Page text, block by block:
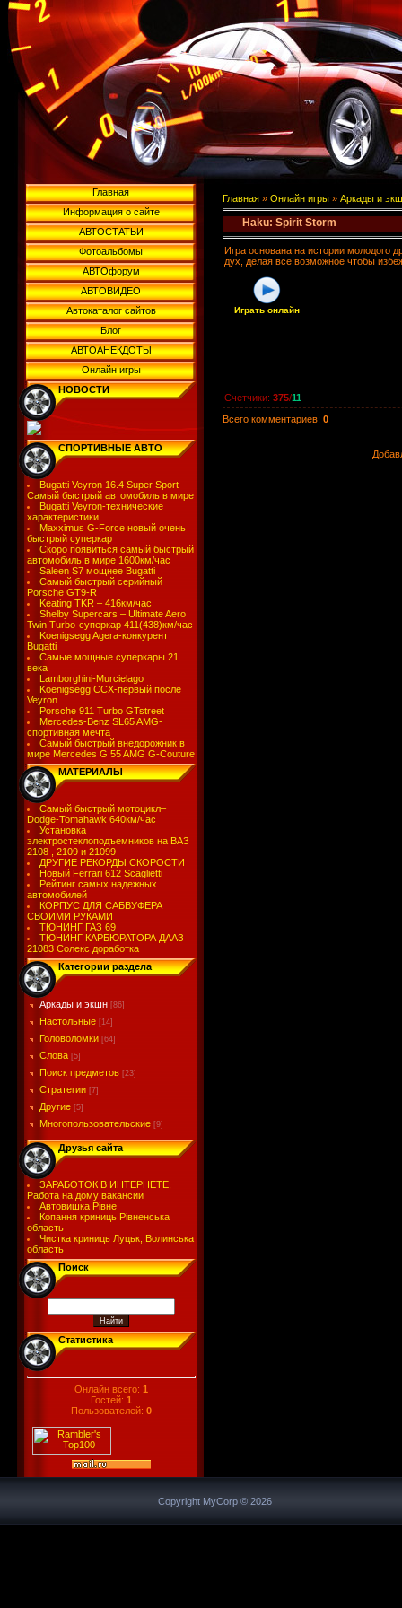
Главная
Информация о сайте
АВТОСТАТЬИ
Фотоальбомы
АВТОфорум
АВТОВИДЕО
Автокаталог сайтов
Блог
АВТОАНЕКДОТЫ
Онлайн игры
НОВОСТИ
СПОРТИВНЫЕ АВТО
Bugatti Veyron 16.4 Super Sport-
Самый быстрый автомобиль в мире
Bugatti Veyron-технические
характеристики
Maxximus G-Force новый очень
быстрый суперкар
Скоро появиться самый быстрый
автомобиль в мире 1600км/час
Saleen S7 мощнее Bugatti
Самый быстрый серийный
Porsche GT9-R
Keating TKR – 416км/час
Shelby Supercars – Ultimate Aero
Twin Turbo-суперкар 411(438)км/час
Koenigsegg Agera-конкурент
Bugatti
Самые мощные суперкары 21
века
Lamborghini-Murcielago
Koenigsegg CCX-первый после
Veyron
Porsche 911 Turbo GTstreet
Mercedes-Benz SL65 AMG-
спортивная мечта
Самый быстрый внедорожник в
мире Mercedes G 55 AMG G-Couture
МАТЕРИАЛЫ
Самый быстрый мотоцикл–
Dodge-Tomahawk 640км/час
Установка
электростеклоподъемников на ВАЗ
2108 , 2109 и 21099
ДРУГИЕ РЕКОРДЫ СКОРОСТИ
Новый Ferrari 612 Scaglietti
Рейтинг самых надежных
автомобилей
КОРПУС ДЛЯ САБВУФЕРА
СВОИМИ РУКАМИ
ТЮНИНГ ГАЗ 69
ТЮНИНГ КАРБЮРАТОРА ДААЗ
21083 Солекс доработка
Категории раздела
Аркады и экшн [86]
Настольные [14]
Головоломки [64]
Слова [5]
Поиск предметов [23]
Стратегии [7]
Другие [5]
Многопользовательские [9]
Друзья сайта
ЗАРАБОТОК В ИНТЕРНЕТЕ,
Работа на дому вакансии
Автовишка Рівне
Копання криниць Рівненська
область
Чистка криниць Луцьк, Волинська
область
Поиск
Статистика
Онлайн всего: 1
Гостей: 1
Пользователей: 0
Главная » Онлайн игры » Аркады и
Haku: Spirit Storm
Игра основана на истории молодого
дух, делая все возможное чтобы
Играть онлайн
Счетчики: 375/11
Всего комментариев: 0
Copyright MyCorp © 2026